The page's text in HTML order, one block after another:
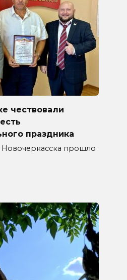
чествовали
праздника
прошло